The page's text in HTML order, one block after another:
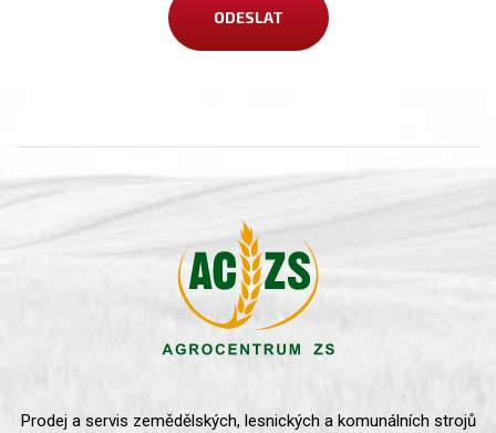
Prodej a servis zemědělských, lesnických a komunálních strojů